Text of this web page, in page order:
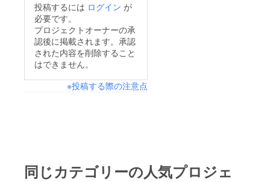
投稿するには ログイン が
必要です。
プロジェクトオーナーの承
認後に掲載されます。承認
された内容を削除すること
はできません。
※投稿する際の注意点
同じカテゴリーの人気プロジェ